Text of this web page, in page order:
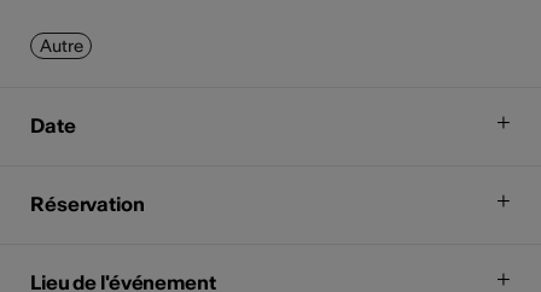
Autre
Date
Réservation
Lieu de l'événement